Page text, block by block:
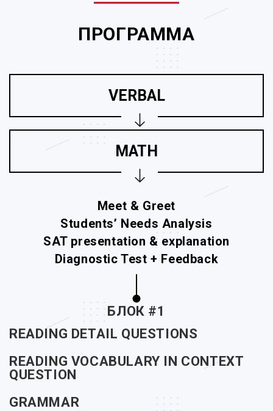
ПРОГРАММА
VERBAL
MATH
Meet & Greet
Students’ Needs Analysis
SAT presentation & explanation
Diagnostic Test + Feedback
БЛОК #1
READING DETAIL QUESTIONS
READING VOCABULARY IN CONTEXT
QUESTION
GRAMMAR